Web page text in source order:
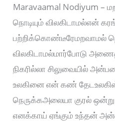
Maravaamal Nodiyum –
நொடியும் விலகிடாமல்என்
பற்றிக்கொண்டீரேமறவாமல்
விலகிடாமல்மார்போடு
நிகரில்லா சிலுவையில்
உலகினை என் கண்
நெருக்கஅலையா குரல்
எனக்காய் ஏங்கும் உந்தன்